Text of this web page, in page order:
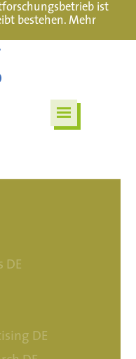
ist
bestehen. Mehr
DE